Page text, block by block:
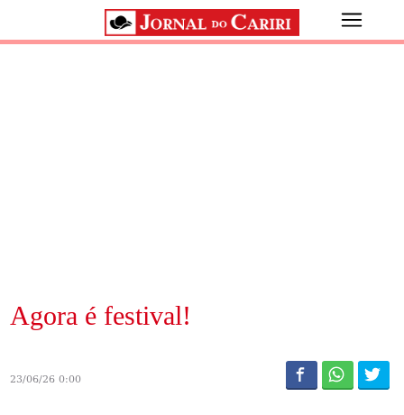
Agora é festival!
23/06/26 0:00